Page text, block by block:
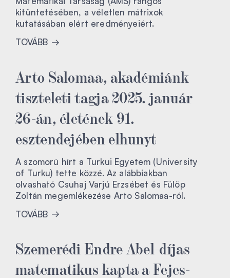
kitüntetésében, a véletlen mátrixok
kutatásában elért eredményeiért.
TOVÁBB
Arto Salomaa, akadémiánk
tiszteleti tagja 2025. január
26-án, életének 91.
esztendejében elhunyt
A szomorú hírt a Turkui Egyetem (University
of Turku) tette közzé. Az alábbiakban
olvasható Csuhaj Varjú Erzsébet és Fülöp
Zoltán megemlékezése Arto Salomaa-ról.
TOVÁBB
Szemerédi Endre Abel-díjas
matematikus kapta a Fejes-